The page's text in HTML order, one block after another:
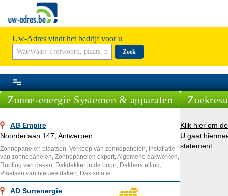
Uw-Adres vindt het bedrijf voor u
Zoek
Zonne-energie Systemen & apparaten
AB Empire
Noorderlaan 147, Antwerpen
Zonnepanelen plaatsen, Verkoop van zonnepanelen, Installatie
van zonnepanelen, Zonnepanelen expert, Algemene dakwerken,
Roofing van daken, Dakdekker in de buurt, Dakherstelling,
Plaatsen van nieuwe daken, Dakisolatie
AD Sunenergie
Klik hier om
U gaat
statement